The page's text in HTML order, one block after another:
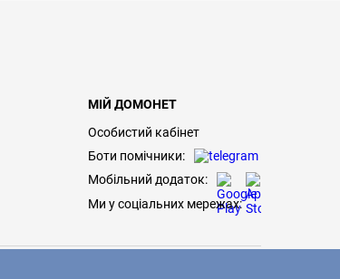
МІЙ ДОМОНЕТ
Особистий кабінет
Боти помічники:
Мобільний додаток:
Ми у соціальних мережах: